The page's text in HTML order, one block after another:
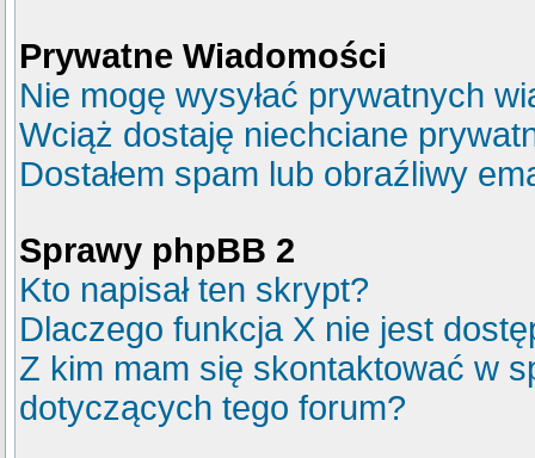
Prywatne Wiadomości
Nie mogę wysyłać prywatnych
Wciąż dostaję niechciane
Dostałem spam lub obraźliwy
Sprawy phpBB 2
Kto napisał ten skrypt?
Dlaczego funkcja X nie jest
Z kim mam się skontaktować w
dotyczących tego forum?